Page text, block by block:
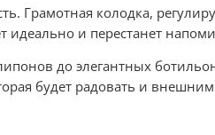
Грамотная колодка,
и перестанет
до элегантных
будет радовать и